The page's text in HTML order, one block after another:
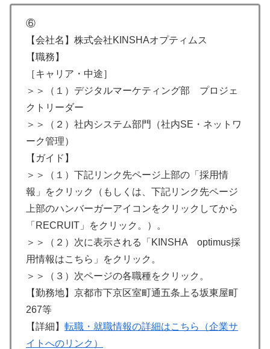
⑥
【会社名】株式会社KINSHAオプティムス
【職務】
［キャリア・中途］
＞＞（１）デジタルマーケティング部 プロジェ
クトリーダー
＞＞（２）社内システム部門（社内SE・ネットワ
ーク管理）
【ガイド】
＞＞（１）下記リンク先ページ上部の「採用情
報」をクリック（もしくは、下記リンク先ページ
上部のハンバーガーアイコンをクリックしてから
「RECRUIT」をクリック。）。
＞＞（２）次に表示される「KINSHA optimus採
用情報はこちら」をクリック。
＞＞（３）次ページの各職種をクリック。
【勤務地】京都市下京区室町通五条上る坂東屋町
267等
【詳細】 転職・就職情報の詳細はこちら（企業サ
イトへのリンク）